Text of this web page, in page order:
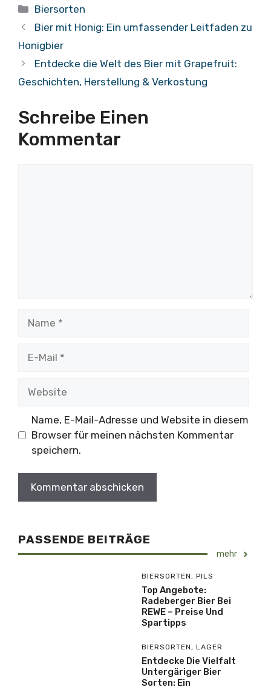
Kategorien
Biersorten
Bier mit Honig: Ein umfassender Leitfaden zu
Honigbier
Entdecke die Welt des Bier mit Grapefruit:
Geschichten, Herstellung & Verkostung
Schreibe Einen
Kommentar
Mail
Name, E-Mail-Adresse und Website in diesem
Browser für meinen nächsten Kommentar
speichern.
PASSENDE BEITRÄGE
mehr
BIERSORTEN, PILS
Top Angebote:
Radeberger Bier Bei
REWE – Preise Und
Spartipps
BIERSORTEN, LAGER
Entdecke Die Vielfalt
Untergäriger Bier
Sorten: Ein